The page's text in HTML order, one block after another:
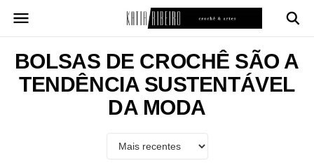
para
conteúdo
BOLSAS DE CROCHÊ SÃO A
TENDÊNCIA SUSTENTÁVEL
DA MODA